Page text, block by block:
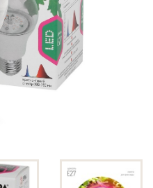
НОВОСТИ
ОПЛАТА И ДОСТАВКА
КОНТАКТЫ